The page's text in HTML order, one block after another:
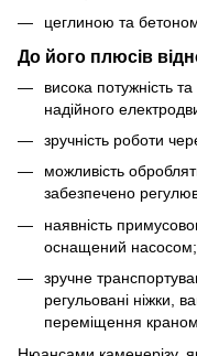
цеглиною та
До його плюсів
висока потужність
надійного
зручність роботи
можливість
забезпечено
наявність
оснащений насосом;
зручне
регульовані ніжки,
переміщення